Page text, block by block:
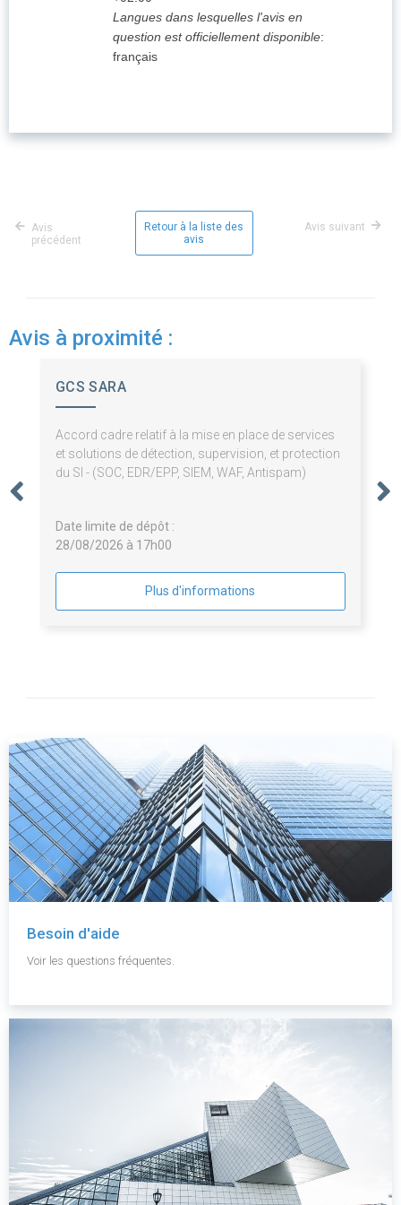
Langues dans lesquelles l'avis en
question est officiellement disponible:
français
Avis
précédent
Retour à la liste des
avis
Avis suivant
Avis à proximité :
GCS SARA
Accord cadre relatif à la mise en place de services
et solutions de détection, supervision, et protection
du SI - (SOC, EDR/EPP, SIEM, WAF, Antispam)
Date limite de dépôt :
28/08/2026 à 17h00
Plus d'informations
Besoin d'aide
Voir les questions fréquentes.